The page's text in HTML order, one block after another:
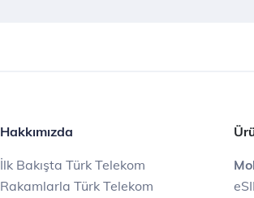
Hakkımızda
İlk Bakışta Türk Telekom
Rakamlarla Türk Telekom